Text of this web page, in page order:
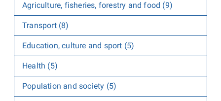
Agriculture, fisheries, forestry and food (9)
Transport (8)
Education, culture and sport (5)
Health (5)
Population and society (5)